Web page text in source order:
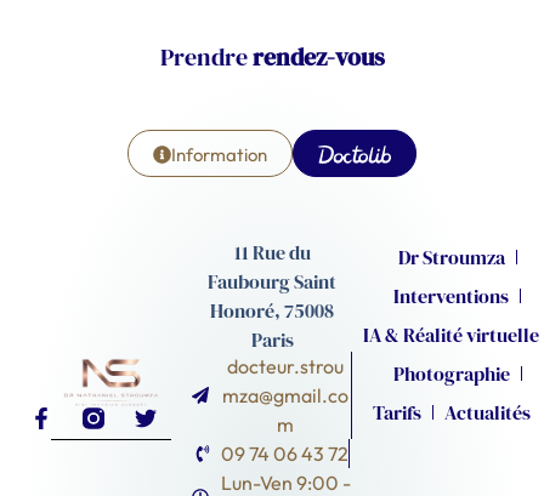
Prendrerendez-vous
Information
11 Rue du
Faubourg Saint
Honoré, 75008
Paris
docteur.strou
mza@gmail.co
m
09 74 06 43 72
Lun-Ven 9:00 -
Dr Stroumza
Interventions
IA & Réalité virtuelle
Photographie
Tarifs
Actualités